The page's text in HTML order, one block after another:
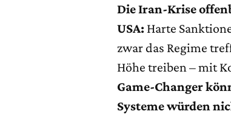
Die Iran-Krise
USA: Harte
zwar das Regime
Höhe treiben – mit
Game-Changer
Systeme würden